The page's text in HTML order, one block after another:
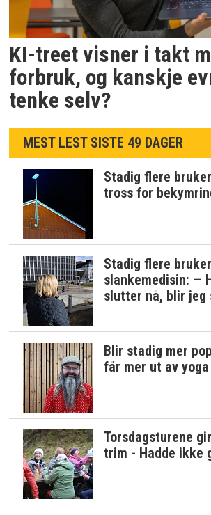
KI-treet visner i takt
forbruk, og kanskje
tenke selv?
MEST LEST SISTE 49 DAGER
Stadig flere
tross for
Stadig flere bruker
slankemedisin: —
slutter nå, blir jeg
Blir stadig mer
får mer ut av
Torsdagsturene
trim - Hadde ikke